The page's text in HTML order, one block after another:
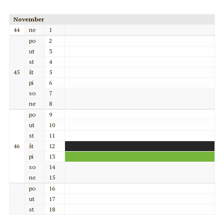
November
44
ne 1
45
po
2
ut
3
st
4
št
5
pi
6
so
7
ne
8
46
po
9
ut
10
st
11
št
12
pi
13
so
14
ne
15
po
16
ut
17
st
18